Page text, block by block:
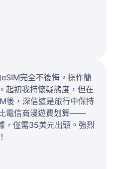
完全不後悔。操作簡
起初我持懷疑態度，但在
後，深信這是旅行中保持
電信商漫遊費划算——
，僅需35美元出頭。強烈